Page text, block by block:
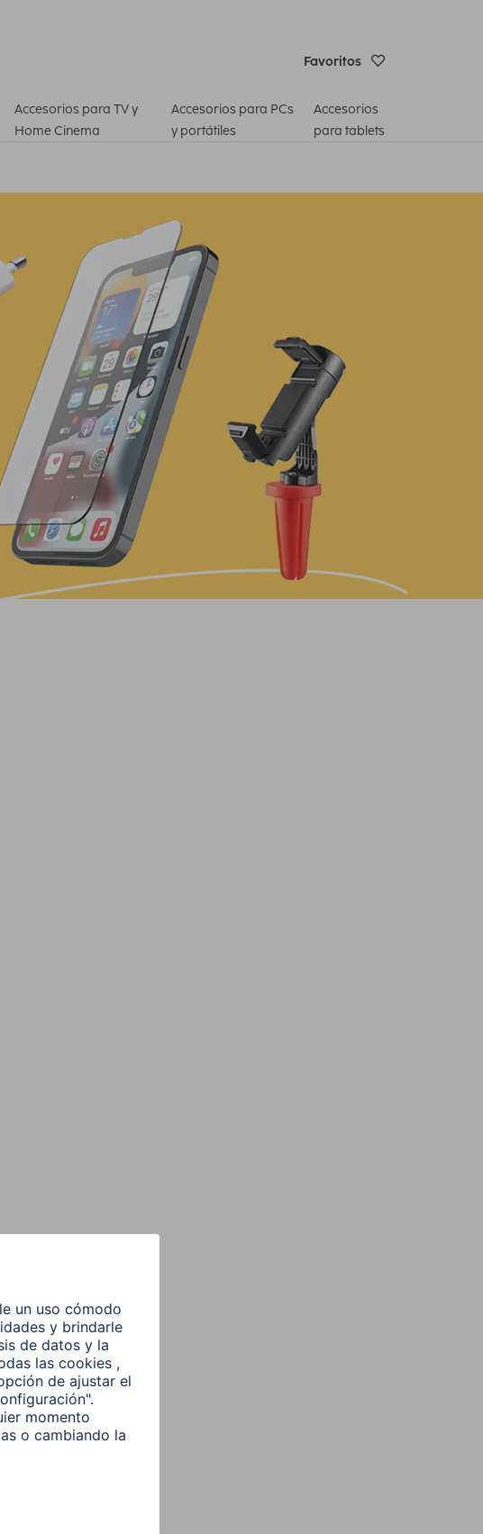
Favoritos
Accesorios para TV y
Home Cinema
Accesorios para PCs
y portátiles
Accesorios
para tablets